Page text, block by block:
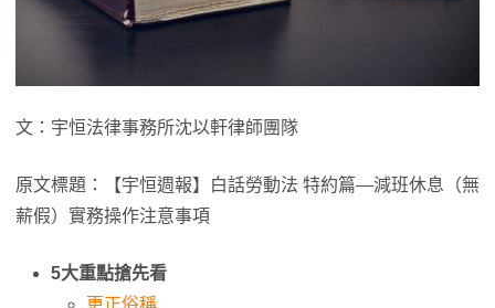
文：宇恒法律事務所沈以軒律師團隊
原文標題：【宇恒週報】白話勞動法 特約篇—減班休息（無
薪假）實務操作注意事項
5大重點搶先看